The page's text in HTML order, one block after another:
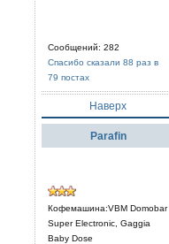
Сообщений: 282
Спасибо сказали 88 раз в
79 постах
Наверх
Parafin
Кофемашина:VBM Domobar
Super Electronic, Gaggia
Baby Dose